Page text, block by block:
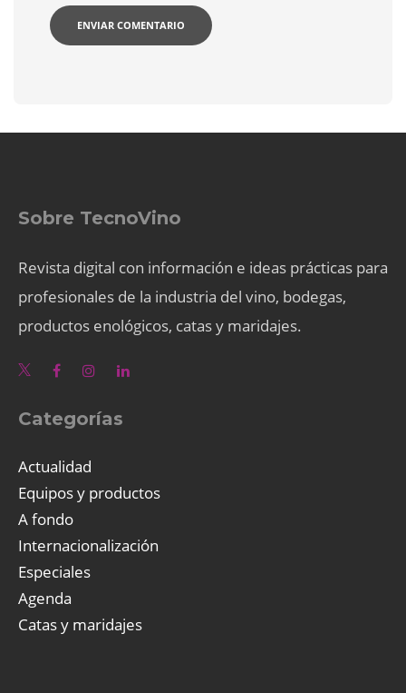
Sobre TecnoVino
Revista digital con información e ideas prácticas para
profesionales de la industria del vino, bodegas,
productos enológicos, catas y maridajes.
Categorías
Actualidad
Equipos y productos
A fondo
Internacionalización
Especiales
Agenda
Catas y maridajes